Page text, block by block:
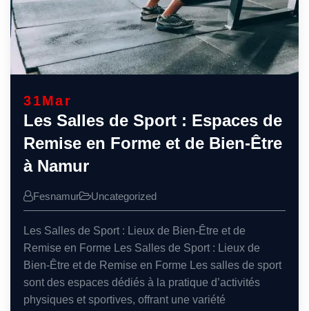
31Mar
Les Salles de Sport : Espaces de
Remise en Forme et de Bien-Être
à Namur
Fesnamur Uncategorized
Les Salles de Sport : Lieux de Bien-Être et de
Remise en Forme Les Salles de Sport : Lieux de
Bien-Être et de Remise en Forme Les salles de sport
sont des espaces dédiés à la pratique d’activités
physiques et sportives, offrant une variété